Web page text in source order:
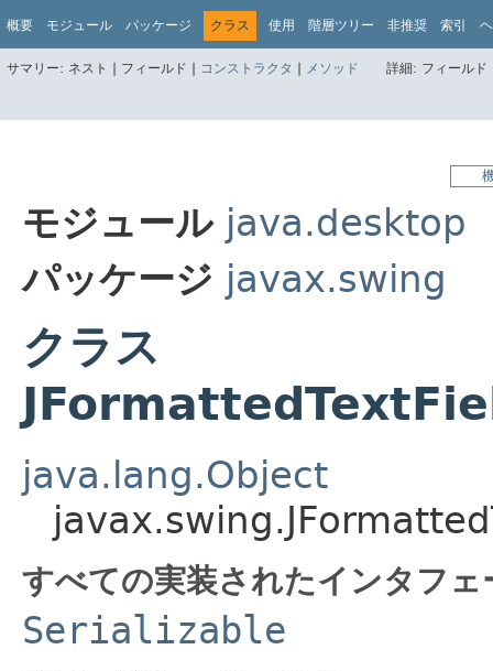
概要 モジュール パッケージ クラス 使用 階層ツリー 非推奨 索引
サマリー: ネスト | フィールド | コンストラクタ | メソッド 詳細: フィール
モジュール java.desktop
パッケージ javax.swing
クラス
java.lang.Object
すべての実装されたインタフ
Serializable